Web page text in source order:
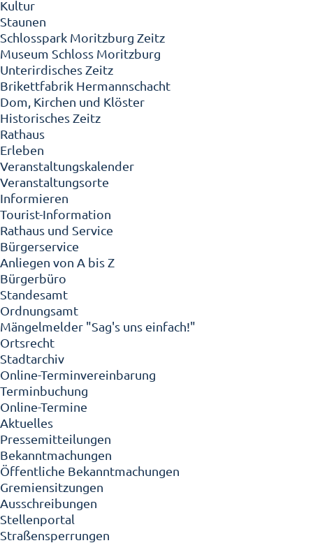
Kultur
Staunen
Schlosspark Moritzburg Zeitz
Museum Schloss Moritzburg
Unterirdisches Zeitz
Brikettfabrik Hermannschacht
Dom, Kirchen und Klöster
Historisches Zeitz
Rathaus
Erleben
Veranstaltungskalender
Veranstaltungsorte
Informieren
Tourist-Information
Rathaus und Service
Bürgerservice
Anliegen von A bis Z
Bürgerbüro
Standesamt
Ordnungsamt
Mängelmelder "Sag's uns einfach!"
Ortsrecht
Stadtarchiv
Online-Terminvereinbarung
Terminbuchung
Online-Termine
Aktuelles
Pressemitteilungen
Bekanntmachungen
Öffentliche Bekanntmachungen
Gremiensitzungen
Ausschreibungen
Stellenportal
Straßensperrungen